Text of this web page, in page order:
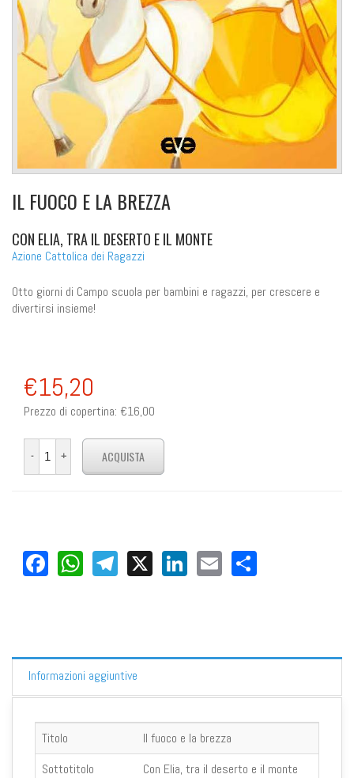
IL FUOCO E LA BREZZA
CON ELIA, TRA IL DESERTO E IL MONTE
Azione Cattolica dei Ragazzi
Otto giorni di Campo scuola per bambini e ragazzi, per crescere e
divertirsi insieme!
€15,20
Prezzo di copertina: €16,00
Facebook
WhatsApp
Telegram
X LinkedIn
Email
Informazioni aggiuntive
Titolo
Il fuoco e la brezza
Sottotitolo
Con Elia, tra il deserto e il monte